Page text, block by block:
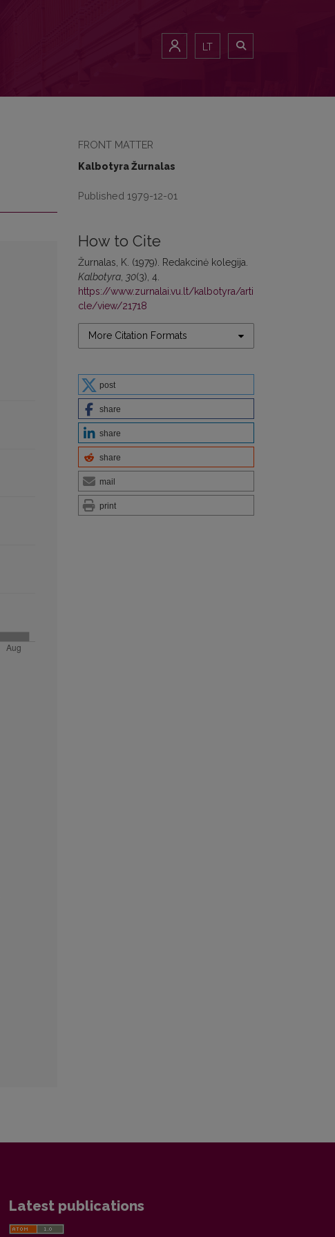
LT
FRONT MATTER
Kalbotyra Žurnalas
Published 1979-12-01
How to Cite
Žurnalas, K. (1979). Redakcinė kolegija.
Kalbotyra 30(3), 4.
https://www.zurnalai.vu.lt/kalbotyra/arti
cle/view/21718
More Citation Formats
post
share
share
share
mail
print
Latest publications